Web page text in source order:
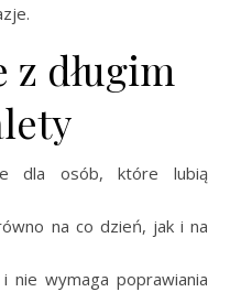
z długim
dla osób, które lubią
na co dzień, jak i na
nie wymaga poprawiania